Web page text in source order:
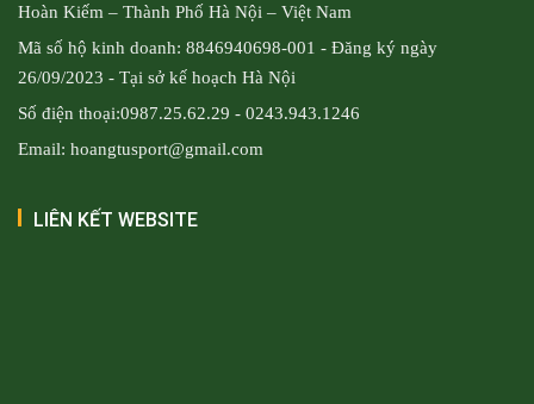
Hoàn Kiếm – Thành Phố Hà Nội – Việt Nam
Mã số hộ kinh doanh: 8846940698-001 - Đăng ký ngày
26/09/2023 - Tại sở kế hoạch Hà Nội
Số điện thoại:0987.25.62.29 - 0243.943.1246
Email: hoangtusport@gmail.com
LIÊN KẾT WEBSITE